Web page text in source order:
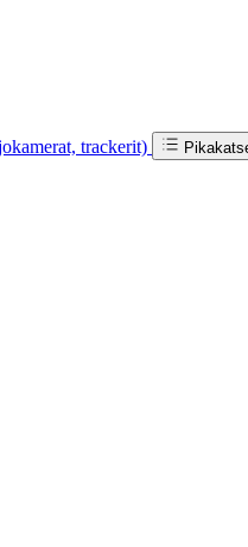
trackerit)